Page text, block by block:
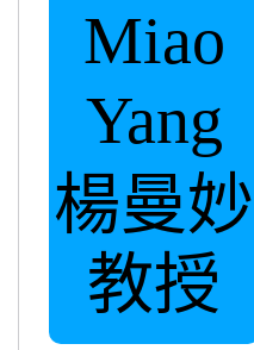
Miao
Yang
楊曼妙
教授